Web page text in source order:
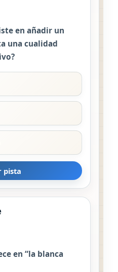
en añadir un
una cualidad
pista
en “la blanca